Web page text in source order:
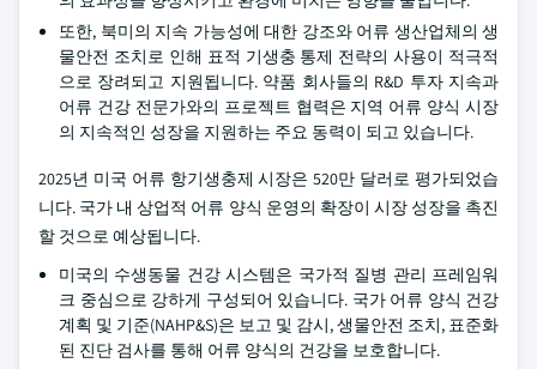
또한, 북미의 지속 가능성에 대한 강조와 어류 생산업체의 생
물안전 조치로 인해 표적 기생충 통제 전략의 사용이 적극적
으로 장려되고 지원됩니다. 약품 회사들의 R&D 투자 지속과
어류 건강 전문가와의 프로젝트 협력은 지역 어류 양식 시장
의 지속적인 성장을 지원하는 주요 동력이 되고 있습니다.
2025년 미국 어류 항기생충제 시장은 520만 달러로 평가되었습
니다. 국가 내 상업적 어류 양식 운영의 확장이 시장 성장을 촉진
할 것으로 예상됩니다.
미국의 수생동물 건강 시스템은 국가적 질병 관리 프레임워
크 중심으로 강하게 구성되어 있습니다. 국가 어류 양식 건강
계획 및 기준(NAHP&S)은 보고 및 감시, 생물안전 조치, 표준화
된 진단 검사를 통해 어류 양식의 건강을 보호합니다.